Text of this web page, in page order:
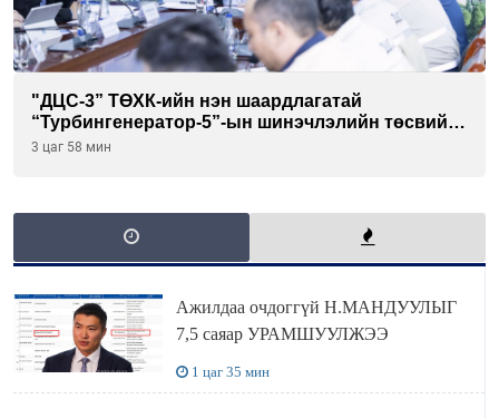
"ДЦС-3” ТӨХК-ийн нэн шаардлагатай
“Турбингенератор-5”-ын шинэчлэлийн төсвийг
шийдвэрлэхээр болов
3 цаг 58 мин
Ажилдаа очдоггүй Н.МАНДУУЛЫГ
7,5 саяар УРАМШУУЛЖЭЭ
1 цаг 35 мин